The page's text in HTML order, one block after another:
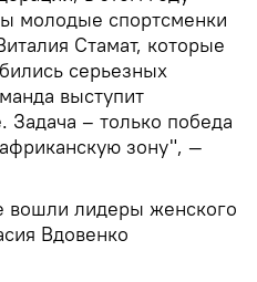
молодые спортсменки
Стамат, которые
серьезных
выступит
Задача – только победа
зону", —
вошли лидеры женского
Вдовенко